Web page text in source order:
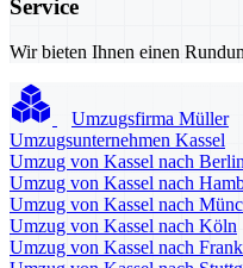
Service
Wir bieten Ihnen einen
Umzugsfirma Müller
Umzugsunternehmen Kassel
Umzug von Kassel nach Berlin
Umzug von Kassel nach
Umzug von Kassel nach
Umzug von Kassel nach Köln
Umzug von Kassel nach